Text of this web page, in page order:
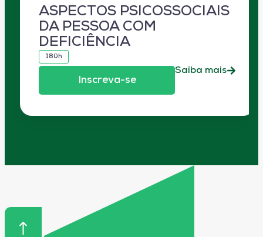
ASPECTOS PSICOSSOCIAIS
DA PESSOA COM
DEFICIÊNCIA
180h
Inscreva-se
Saiba mais